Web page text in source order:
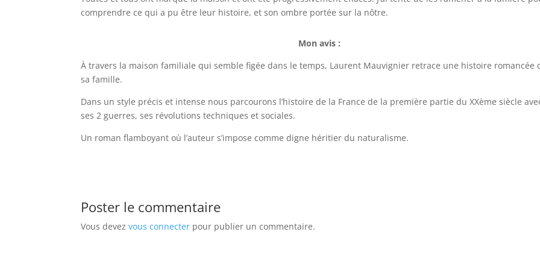
comprendre ce qui a pu être leur histoire, et son ombre portée sur la nôtre.
Mon avis :
À travers la maison familiale qui semble figée dans le temps, Laurent Mauvignier retrace une histoire romancée
sa famille.
Dans un style précis et intense nous parcourons l’histoire de la France de la première partie du XXème siècle
ses 2 guerres, ses révolutions techniques et sociales.
Un roman flamboyant où l’auteur s’impose comme digne héritier du naturalisme.
Poster le commentaire
Vous devezvous connecter pour publier un commentaire.